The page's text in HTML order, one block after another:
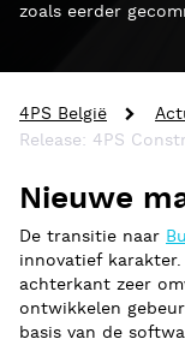
zoals eerder
4PS België
Release: 4PS
Nieuwe
De transitie naar
innovatief
achterkant zeer
ontwikkelen
basis van de